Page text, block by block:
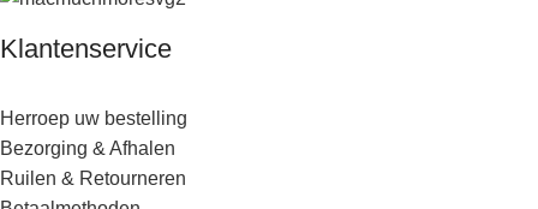
Klantenservice
Herroep uw bestelling
Bezorging & Afhalen
Ruilen & Retourneren